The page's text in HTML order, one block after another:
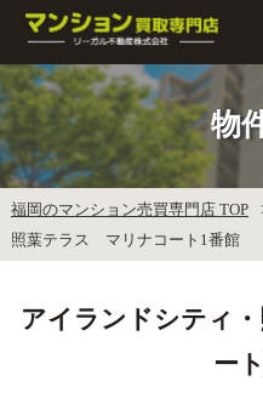
物
福岡のマンション売買専門店 TOP
照葉テラス マリナコート1番館
アイランドシティ
ー